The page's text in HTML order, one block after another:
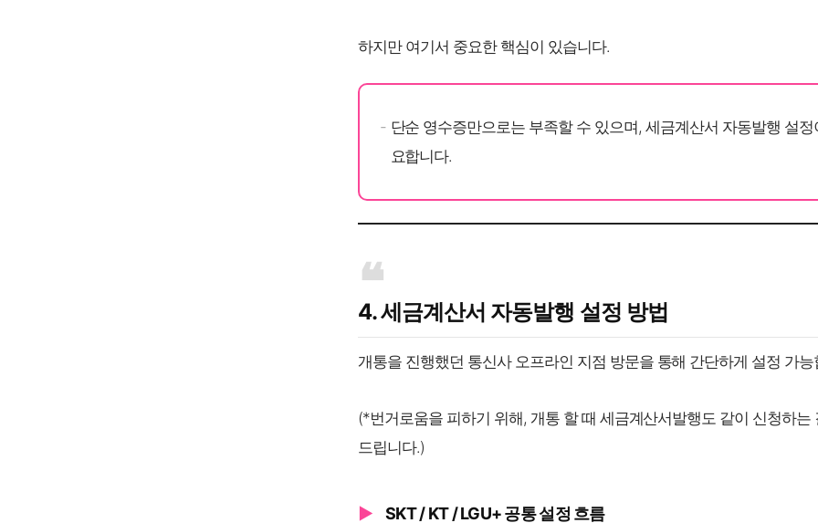
하지만 여기서 중요한 핵심이 있습니다.
단순 영수증만으로는 부족할 수 있으며, 세금계산서 자동발행 설정
요합니다.
4. 세금계산서 자동발행 설정 방법
개통을 진행했던 통신사 오프라인 지점 방문을 통해 간단하게 설정 가능
(*번거로움을 피하기 위해, 개통 할 때 세금계산서발행도 같이 신청하는
드립니다.)
SKT / KT / LGU+ 공통 설정 흐름